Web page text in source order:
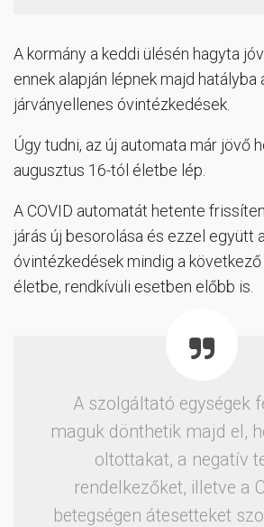
A kormány a keddi ülésén hagyta
ennek alapján lépnek majd hatályba
járványellenes óvintézkedések.
Úgy tudni, az új automata már jövő
augusztus 16-tól életbe lép.
A COVID automatát hetente
járás új besorolása és ezzel együtt
óvintézkedések mindig a
életbe, rendkívüli esetben előbb is.
A szolgáltató egységek
maguk dönthetik majd el,
oltottakat, a negatív
rendelkezőket, illetve a
betegségen átesetteket